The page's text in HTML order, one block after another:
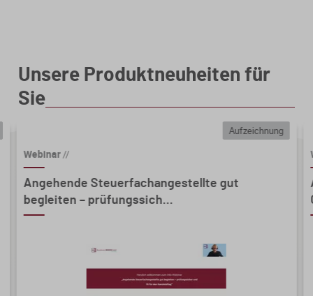
Unsere Produktneuheiten für
Sie
Aufzeichnung
Webinar//
Angehende Steuerfachangestellte gut
begleiten – prüfungssich...